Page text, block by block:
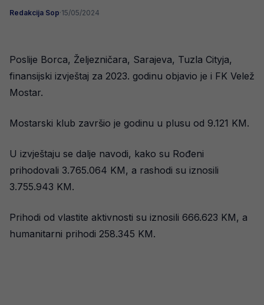
Redakcija Sop·15/05/2024
Poslije Borca, Željezničara, Sarajeva, Tuzla Cityja,
finansijski izvještaj za 2023. godinu objavio je i FK Velež
Mostar.
Mostarski klub završio je godinu u plusu od 9.121 KM.
U izvještaju se dalje navodi, kako su Rođeni
prihodovali 3.765.064 KM, a rashodi su iznosili
3.755.943 KM.
Prihodi od vlastite aktivnosti su iznosili 666.623 KM, a
humanitarni prihodi 258.345 KM.